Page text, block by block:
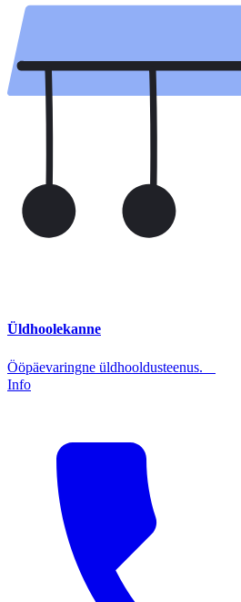
Üldhoolekanne
Ööpäevaringne üldhooldusteenus.
Info